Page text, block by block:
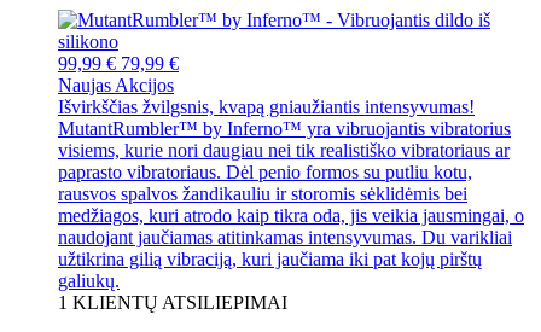
99,99 € 79,99 €
Naujas Akcijos
Išvirkščias žvilgsnis, kvapą gniaužiantis intensyvumas!
MutantRumbler™ by Inferno™ yra vibruojantis vibratorius
visiems, kurie nori daugiau nei tik realistiško vibratoriaus ar
paprasto vibratoriaus. Dėl penio formos su putliu kotu,
rausvos spalvos žandikauliu ir storomis sėklidėmis bei
medžiagos, kuri atrodo kaip tikra oda, jis veikia jausmingai, o
naudojant jaučiamas atitinkamas intensyvumas. Du varikliai
užtikrina gilią vibraciją, kuri jaučiama iki pat kojų pirštų
galiukų.
1 KLIENTŲ ATSILIEPIMAI